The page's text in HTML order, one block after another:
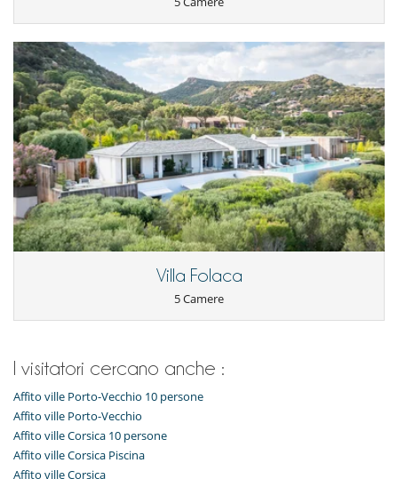
Villa Folaca
5 Camere
I visitatori cercano anche :
Affito ville Porto-Vecchio 10 persone
Affito ville Porto-Vecchio
Affito ville Corsica 10 persone
Affito ville Corsica Piscina
Affito ville Corsica